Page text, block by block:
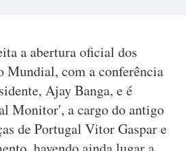
a abertura oficial dos
Mundial, com a conferência
Ajay Banga, e é
Monitor', a cargo do antigo
de Portugal Vitor Gaspar e